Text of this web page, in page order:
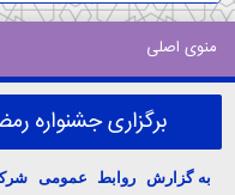
منوی اصلی
برگزاری جشنواره
به گزارش روابط عمومی